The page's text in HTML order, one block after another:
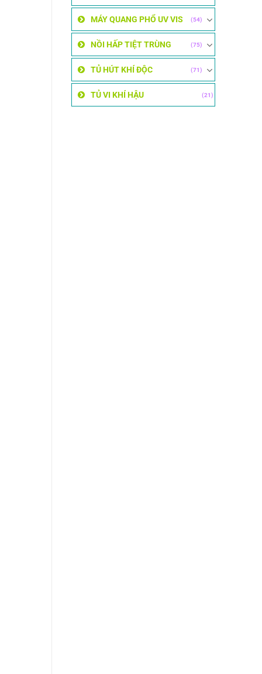
MÁY QUANG PHỔ UV VIS (54)
NỒI HẤP TIỆT TRÙNG (75)
TỦ HÚT KHÍ ĐỘC (71)
TỦ VI KHÍ HẬU (21)